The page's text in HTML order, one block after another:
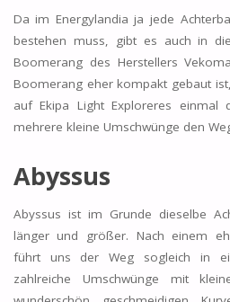
Da im Energylandia ja jede
bestehen muss, gibt es auch in
Boomerang des Herstellers
Boomerang eher kompakt gebaut
auf Ekipa Light Exploreres einmal
mehrere kleine Umschwünge den
Abyssus
Abyssus ist im Grunde dieselbe
länger und größer. Nach einem
führt uns der Weg sogleich in
zahlreiche Umschwünge mit